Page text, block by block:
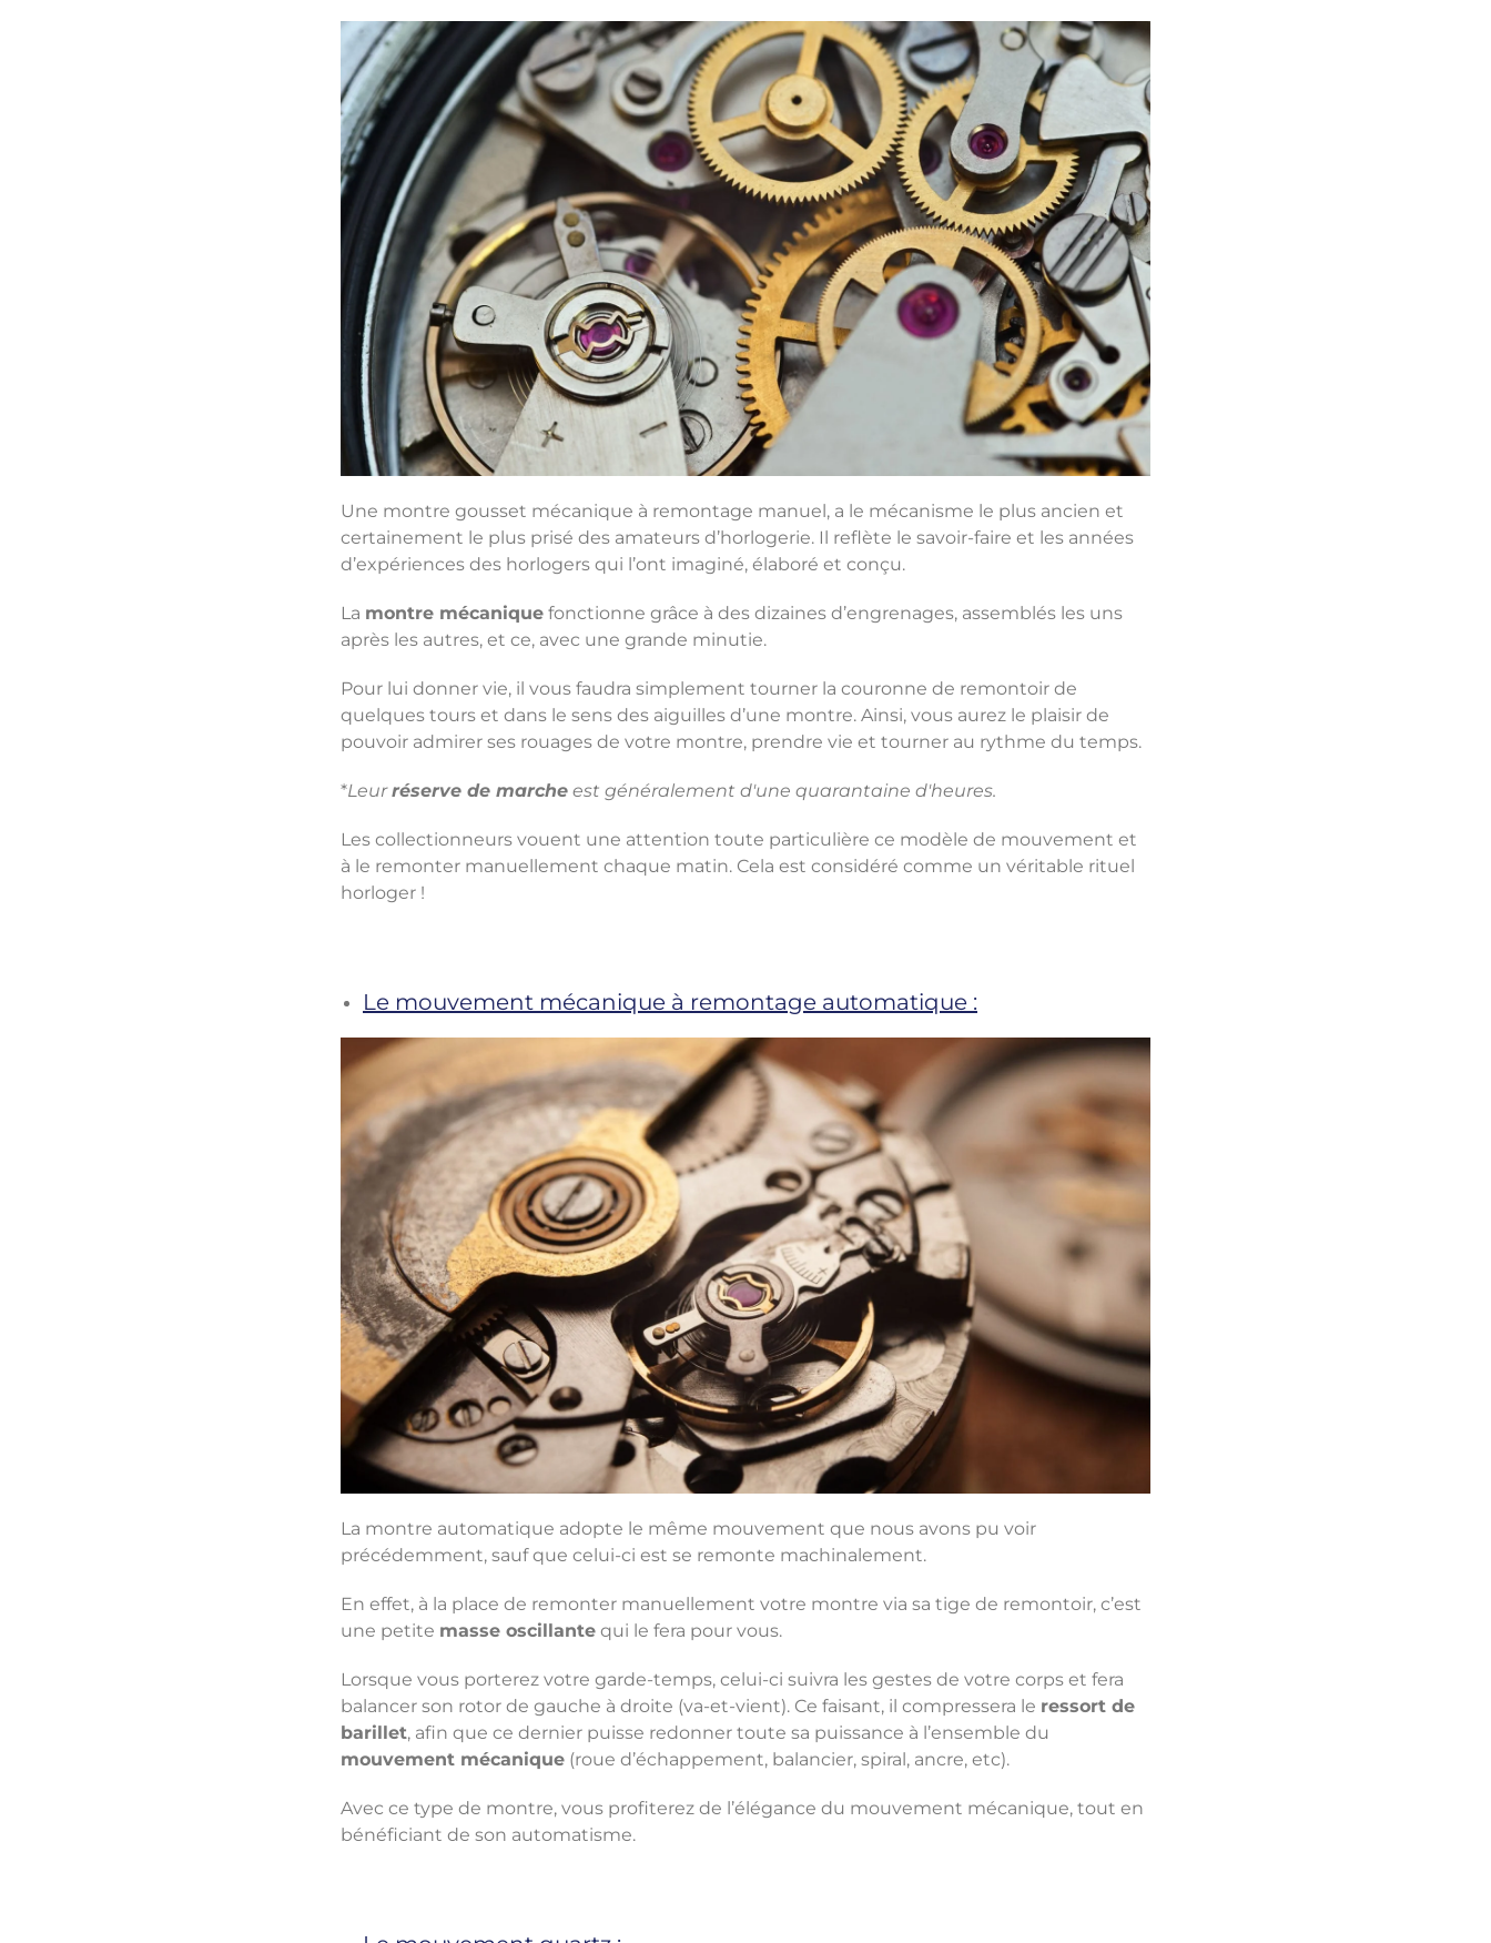
Une montre gousset mécanique à remontage manuel, a le mécanisme le plus ancien et
certainement le plus prisé des amateurs d’horlogerie. Il reflète le savoir-faire et les années
d’expériences des horlogers qui l’ont imaginé, élaboré et conçu.
La montre mécanique fonctionne grâce à des dizaines d’engrenages, assemblés les uns
après les autres, et ce, avec une grande minutie.
Pour lui donner vie, il vous faudra simplement tourner la couronne de remontoir de
quelques tours et dans le sens des aiguilles d’une montre. Ainsi, vous aurez le plaisir de
pouvoir admirer ses rouages de votre montre, prendre vie et tourner au rythme du temps.
*Leurréserve de marche est généralement d'une quarantaine d'heures.
Les collectionneurs vouent une attention toute particulière ce modèle de mouvement et
à le remonter manuellement chaque matin. Cela est considéré comme un véritable rituel
horloger !
Le mouvement mécanique à remontage automatique :
La montre automatique adopte le même mouvement que nous avons pu voir
précédemment, sauf que celui-ci est se remonte machinalement.
En effet, à la place de remonter manuellement votre montre via sa tige de remontoir, c’est
une petite masse oscillante qui le fera pour vous.
Lorsque vous porterez votre garde-temps, celui-ci suivra les gestes de votre corps et fera
balancer son rotor de gauche à droite (va-et-vient). Ce faisant, il compressera le ressort de
barillet, afin que ce dernier puisse redonner toute sa puissance à l’ensemble du
mouvement mécanique (roue d’échappement, balancier, spiral, ancre, etc).
Avec ce type de montre, vous profiterez de l’élégance du mouvement mécanique, tout en
bénéficiant de son automatisme.